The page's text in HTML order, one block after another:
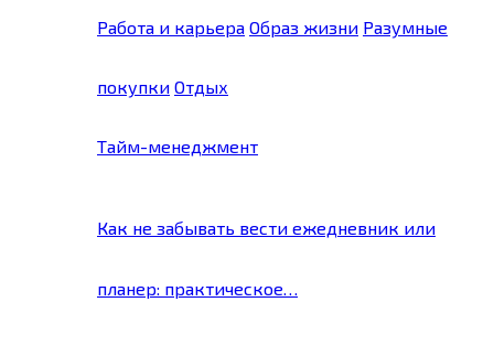
Работа и карьера Образ жизни Разумные
покупки Отдых
Тайм-менеджмент
Как не забывать вести ежедневник или
планер: практическое…